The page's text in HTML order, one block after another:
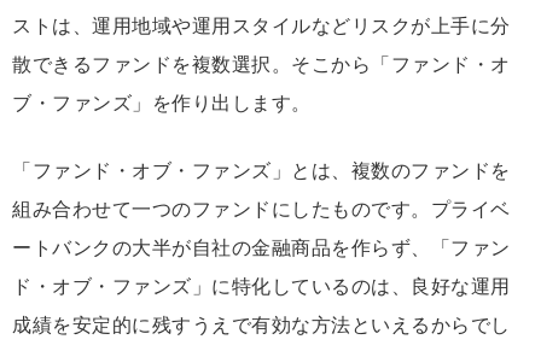
ストは、運用地域や運用スタイルなどリスクが上手に分
散できるファンドを複数選択。そこから「ファンド・オ
ブ・ファンズ」を作り出します。
「ファンド・オブ・ファンズ」とは、複数のファンドを
組み合わせて一つのファンドにしたものです。プライベ
ートバンクの大半が自社の金融商品を作らず、「ファン
ド・オブ・ファンズ」に特化しているのは、良好な運用
成績を安定的に残すうえで有効な方法といえるからでし